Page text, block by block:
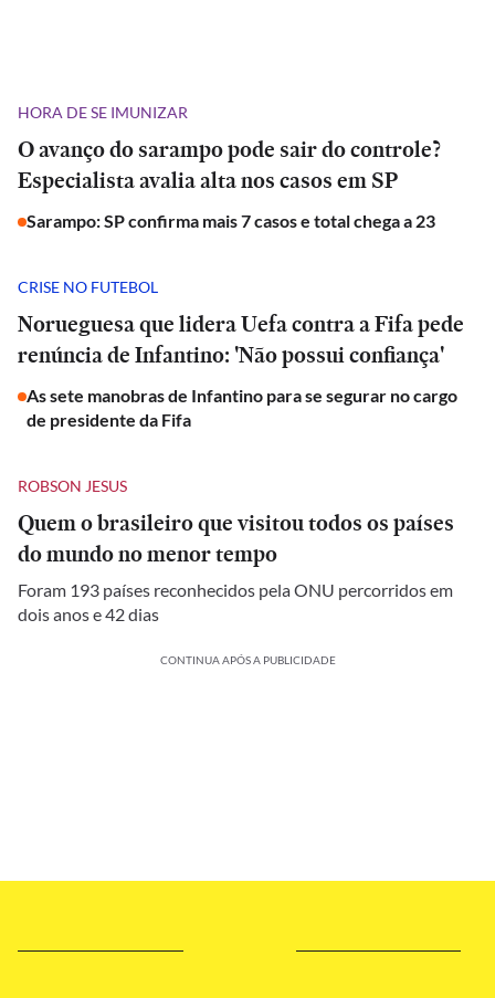
HORA DE SE IMUNIZAR
O avanço do sarampo pode sair do controle?
Especialista avalia alta nos casos em SP
Sarampo: SP confirma mais 7 casos e total chega a 23
CRISE NO FUTEBOL
Norueguesa que lidera Uefa contra a Fifa pede
renúncia de Infantino: 'Não possui confiança'
As sete manobras de Infantino para se segurar no cargo
de presidente da Fifa
ROBSON JESUS
Quem o brasileiro que visitou todos os países
do mundo no menor tempo
Foram 193 países reconhecidos pela ONU percorridos em
dois anos e 42 dias
CONTINUA APÓS A PUBLICIDADE